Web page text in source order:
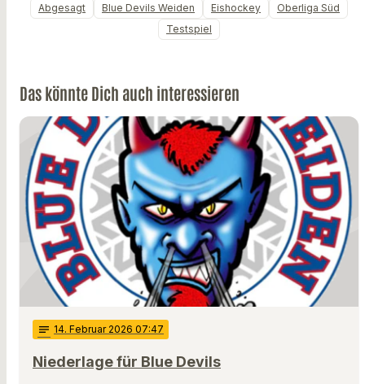
Abgesagt Blue Devils Weiden Eishockey
Oberliga Süd
Testspiel
Das könnte Dich auch interessieren
notes 14. Februar 2026 07:47
Niederlage für Blue Devils